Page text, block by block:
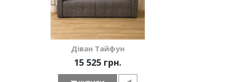
Діван Тайфун
15 525 грн.